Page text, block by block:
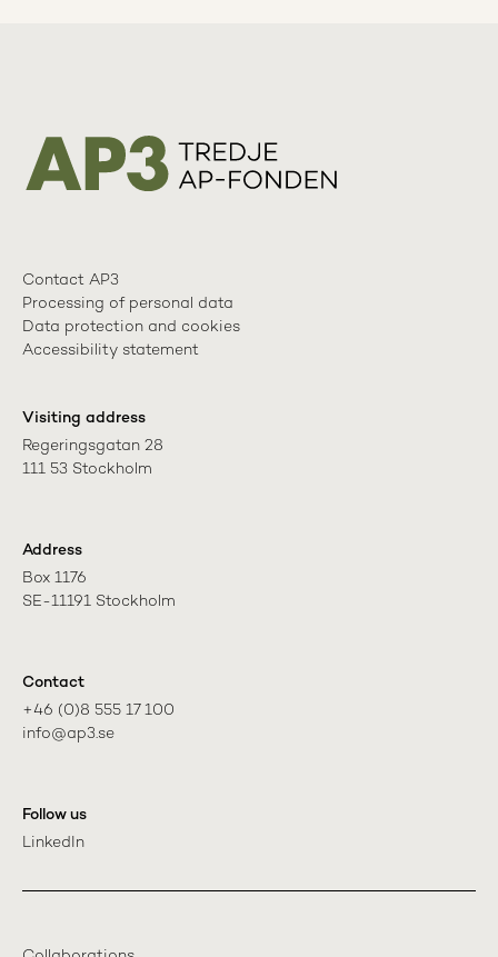
Contact AP3
Processing of personal data
Data protection and cookies
Accessibility statement
Visiting address
Regeringsgatan 28
111 53 Stockholm
Address
Box 1176
SE-11191 Stockholm
Contact
+46 (0)8 555 17 100
info@ap3.se
Follow us
LinkedIn